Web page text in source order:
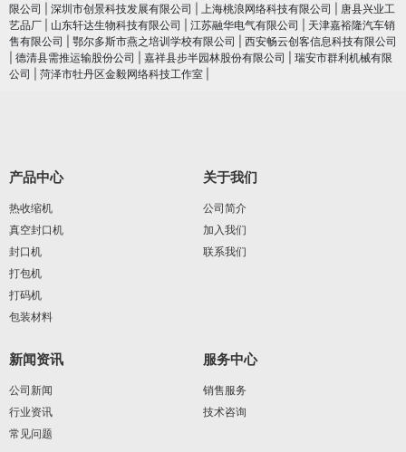
限公司
深圳市创景科技发展有限公司 上海桃浪网络科技有限公司
唐县兴业工
艺品厂
山东轩达生物科技有限公司 江苏融华电气有限公司
天津嘉裕隆汽车销
售有限公司
鄂尔多斯市燕之培训学校有限公司
西安畅云创客信息科技有限公司
德清县需推运输股份公司 嘉祥县步半园林股份有限公司
瑞安市群利机械有限
公司
菏泽市牡丹区金毅网络科技工作室
产品中心
热收缩机
真空封口机
封口机
打包机
打码机
包装材料
关于我们
公司简介
加入我们
联系我们
新闻资讯
公司新闻
行业资讯
常见问题
服务中心
销售服务
技术咨询